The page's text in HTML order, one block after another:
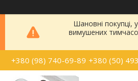
Шановні покупці,
вимушених
+380 (98) 740-69-89 +380 (50)